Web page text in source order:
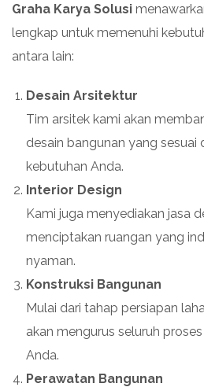
Graha Karya Solusi
lengkap untuk memenuhi
antara lain:
Desain Arsitektur
Tim arsitek kami akan
desain bangunan yang sesuai
kebutuhan Anda.
Interior Design
Kami juga menyediakan jasa
menciptakan ruangan yang
nyaman.
Konstruksi Bangunan
Mulai dari tahap persiapan
akan mengurus seluruh
Anda.
Perawatan Bangunan